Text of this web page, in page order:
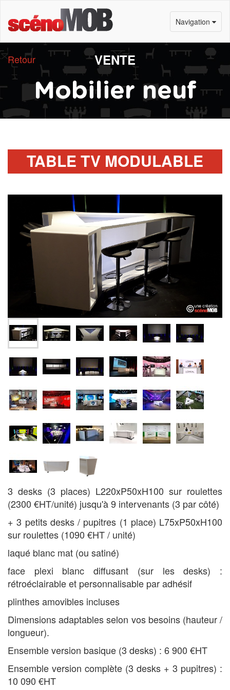
Navigation
Retour VENTE
Mobilier neuf
TABLE TV MODULABLE
3 desks (3 places) L220xP50xH100 sur roulettes
(2300 €HT/unité) jusqu'à 9 intervenants (3 par côté)
+ 3 petits desks / pupitres (1 place) L75xP50xH100
sur roulettes (1090 €HT / unité)
laqué blanc mat (ou satiné)
face plexi blanc diffusant (sur les desks) :
rétroéclairable et personnalisable par adhésif
plinthes amovibles incluses
Dimensions adaptables selon vos besoins (hauteur /
longueur).
Ensemble version basique (3 desks) : 6 900 €HT
Ensemble version complète (3 desks + 3 pupitres) :
10 090 €HT